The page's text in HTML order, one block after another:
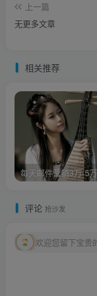
上一篇
无更多文章
相关推荐
评论 抢沙发
欢迎您留下宝贵